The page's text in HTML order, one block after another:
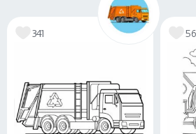
341